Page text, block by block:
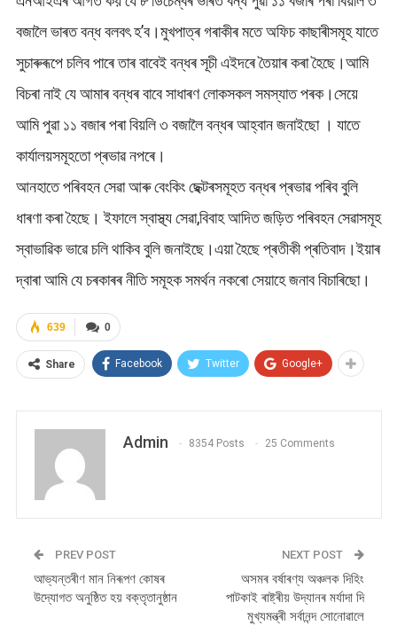
বজালৈ ভাৰত বন্ধ বলবৎ হ’ব।মুখপাত্ৰ গৰাকীৰ মতে অফিচ কাছাৰীসমূহ যাতে
সুচাৰুৰূপে চলিব পাৰে তাৰ বাবেই বন্ধৰ সূচী এইদৰে তৈয়াৰ কৰা হৈছে।আমি
বিচৰা নাই যে আমাৰ বন্ধৰ বাবে সাধাৰণ লোকসকল সমস্যাত পৰক।সেয়ে
আমি পুৱা ১১ বজাৰ পৰা বিয়লি ৩ বজালৈ বন্ধৰ আহ্বান জনাইছো । যাতে
কাৰ্যালয়সমূহতো প্ৰভাৱ নপৰে।
আনহাতে পৰিবহন সেৱা আৰু বেংকিং ছেক্টৰসমূহত বন্ধৰ প্ৰভাৱ পৰিব বুলি
ধাৰণা কৰা হৈছে। ইফালে স্বাস্থ্য সেৱা,বিবাহ আদিত জড়িত পৰিবহন সেৱাসমূহ
স্বাভাৱিক ভাৱে চলি থাকিব বুলি জনাইছে।এয়া হৈছে প্ৰতীকী প্ৰতিবাদ।ইয়াৰ
দ্বাৰা আমি যে চৰকাৰৰ নীতি সমূহক সমৰ্থন নকৰো সেয়াহে জনাব বিচাৰিছো।
0
639
Share Facebook Twitter Google+
Admin 8354 Posts 25 Comments
PREV POST
আভ্যন্তৰীণ মান নিৰূপণ কোষৰ
উদ্যোগত অনুষ্ঠিত হয় বক্তৃতানুষ্ঠান
NEXT POST
অসমৰ বৰ্ষাৰণ্য অঞ্চলক দিহিং
পাটকাই ৰাষ্ট্ৰীয় উদ্যানৰ মৰ্যাদা দি
মুখ্যমন্ত্ৰী সৰ্বানন্দ সোনোৱালে